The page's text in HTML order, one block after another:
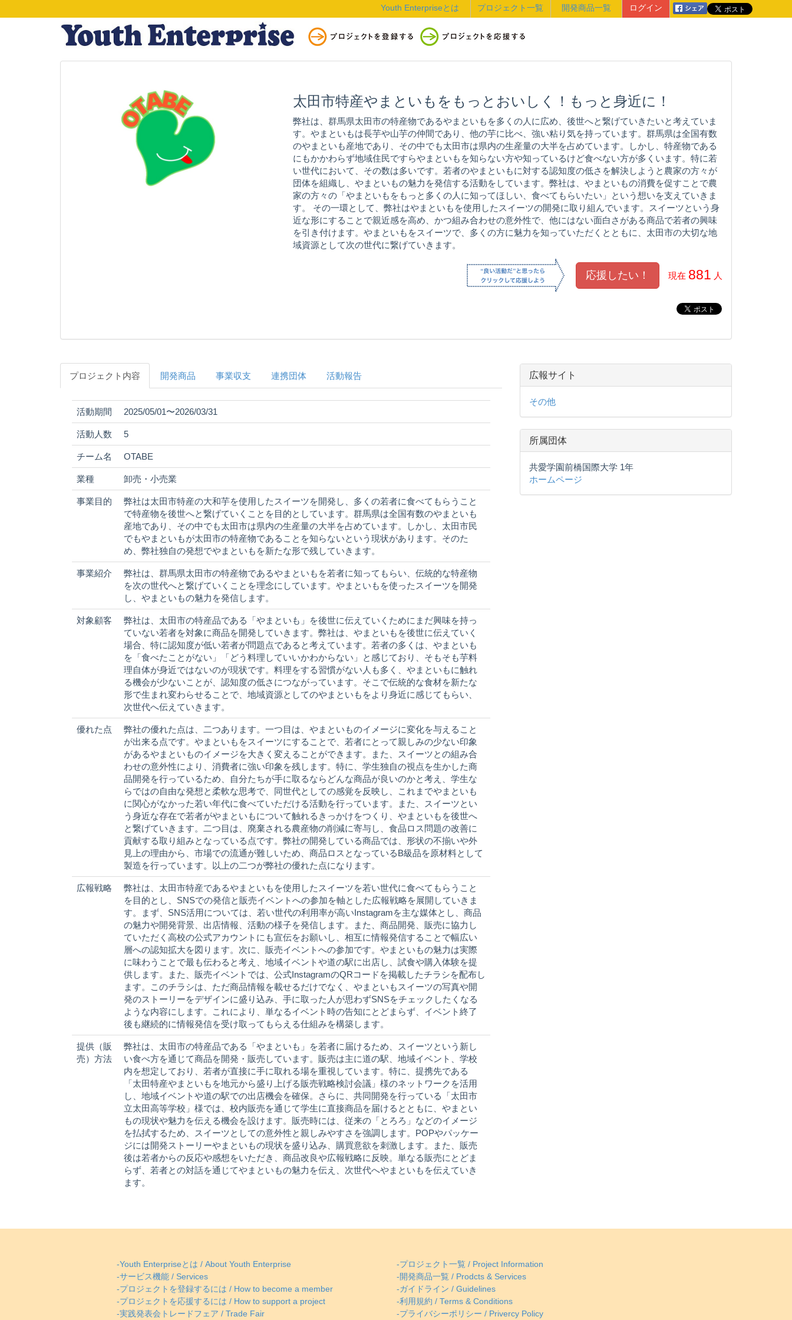
ログイン
開発商品一覧
プロジェクト一覧
Youth Enterpriseとは
太田市特産やまといもをもっとおいしく！もっと身近に！
弊社は、群馬県太田市の特産物であるやまといもを多くの人に広め、後世へと繋げていきたいと考えていま
す。やまといもは長芋や山芋の仲間であり、他の芋に比べ、強い粘り気を持っています。群馬県は全国有数
のやまといも産地であり、その中でも太田市は県内の生産量の大半を占めています。しかし、特産物である
にもかかわらず地域住民ですらやまといもを知らない方や知っているけど食べない方が多くいます。特に若
い世代において、その数は多いです。若者のやまといもに対する認知度の低さを解決しようと農家の方々が
団体を組織し、やまといもの魅力を発信する活動をしています。弊社は、やまといもの消費を促すことで農
家の方々の「やまといもをもっと多くの人に知ってほしい、食べてもらいたい」という想いを支えていきま
す。 その一環として、弊社はやまといもを使用したスイーツの開発に取り組んでいます。スイーツという身
近な形にすることで親近感を高め、かつ組み合わせの意外性で、他にはない面白さがある商品で若者の興味
を引き付けます。やまといもをスイーツで、多くの方に魅力を知っていただくとともに、太田市の大切な地
域資源として次の世代に繋げていきます。
現在 881 人
プロジェクト内容 開発商品 事業収支 連携団体 活動報告
活動期間 2025/05/01〜2026/03/31
活動人数 5
チーム名 OTABE
業種 卸売・小売業
事業目的
弊社は太田市特産の大和芋を使用したスイーツを開発し、多くの若者に食べてもらうこと
で特産物を後世へと繋げていくことを目的としています。群馬県は全国有数のやまといも
産地であり、その中でも太田市は県内の生産量の大半を占めています。しかし、太田市民
でもやまといもが太田市の特産物であることを知らないという現状があります。そのた
め、弊社独自の発想でやまといもを新たな形で残していきます。
事業紹介
弊社は、群馬県太田市の特産物であるやまといもを若者に知ってもらい、伝統的な特産物
を次の世代へと繋げていくことを理念にしています。やまといもを使ったスイーツを開発
し、やまといもの魅力を発信します。
対象顧客
弊社は、太田市の特産品である「やまといも」を後世に伝えていくためにまだ興味を持っ
ていない若者を対象に商品を開発していきます。弊社は、やまといもを後世に伝えていく
場合、特に認知度が低い若者が問題点であると考えています。若者の多くは、やまといも
を「食べたことがない」「どう料理していいかわからない」と感じており、そもそも芋料
理自体が身近ではないのが現状です。料理をする習慣がない人も多く、やまといもに触れ
る機会が少ないことが、認知度の低さにつながっています。そこで伝統的な食材を新たな
形で生まれ変わらせることで、地域資源としてのやまといもをより身近に感じてもらい、
次世代へ伝えていきます。
優れた点
弊社の優れた点は、二つあります。一つ目は、やまといものイメージに変化を与えること
が出来る点です。やまといもをスイーツにすることで、若者にとって親しみの少ない印象
があるやまといものイメージを大きく変えることができます。また、スイーツとの組み合
わせの意外性により、消費者に強い印象を残します。特に、学生独自の視点を生かした商
品開発を行っているため、自分たちが手に取るならどんな商品が良いのかと考え、学生な
らではの自由な発想と柔軟な思考で、同世代としての感覚を反映し、これまでやまといも
に関心がなかった若い年代に食べていただける活動を行っています。また、スイーツとい
う身近な存在で若者がやまといもについて触れるきっかけをつくり、やまといもを後世へ
と繋げていきます。二つ目は、廃棄される農産物の削減に寄与し、食品ロス問題の改善に
貢献する取り組みとなっている点です。弊社の開発している商品では、形状の不揃いや外
見上の理由から、市場での流通が難しいため、商品ロスとなっているB級品を原材料として
製造を行っています。以上の二つが弊社の優れた点になります。
広報戦略
弊社は、太田市特産であるやまといもを使用したスイーツを若い世代に食べてもらうこと
を目的とし、SNSでの発信と販売イベントへの参加を軸とした広報戦略を展開していきま
す。まず、SNS活用については、若い世代の利用率が高いInstagramを主な媒体とし、商品
の魅力や開発背景、出店情報、活動の様子を発信します。また、商品開発、販売に協力し
ていただく高校の公式アカウントにも宣伝をお願いし、相互に情報発信することで幅広い
層への認知拡大を図ります。次に、販売イベントへの参加です。やまといもの魅力は実際
に味わうことで最も伝わると考え、地域イベントや道の駅に出店し、試食や購入体験を提
供します。また、販売イベントでは、公式InstagramのQRコードを掲載したチラシを配布し
ます。このチラシは、ただ商品情報を載せるだけでなく、やまといもスイーツの写真や開
発のストーリーをデザインに盛り込み、手に取った人が思わずSNSをチェックしたくなる
ような内容にします。これにより、単なるイベント時の告知にとどまらず、イベント終了
後も継続的に情報発信を受け取ってもらえる仕組みを構築します。
提供（販
売）方法
弊社は、太田市の特産品である「やまといも」を若者に届けるため、スイーツという新し
い食べ方を通じて商品を開発・販売しています。販売は主に道の駅、地域イベント、学校
内を想定しており、若者が直接に手に取れる場を重視しています。特に、提携先である
「太田特産やまといもを地元から盛り上げる販売戦略検討会議」様のネットワークを活用
し、地域イベントや道の駅での出店機会を確保。さらに、共同開発を行っている「太田市
立太田高等学校」様では、校内販売を通じて学生に直接商品を届けるとともに、やまとい
もの現状や魅力を伝える機会を設けます。販売時には、従来の「とろろ」などのイメージ
を払拭するため、スイーツとしての意外性と親しみやすさを強調します。POPやパッケー
ジには開発ストーリーやまといもの現状を盛り込み、購買意欲を刺激します。また、販売
後は若者からの反応や感想をいただき、商品改良や広報戦略に反映。単なる販売にとどま
らず、若者との対話を通じてやまといもの魅力を伝え、次世代へやまといもを伝えていき
ます。
広報サイト
その他
所属団体
共愛学園前橋国際大学 1年
ホームページ
-Youth Enterpriseとは / About Youth Enterprise
-プロジェクト一覧 / Project Information
-サービス機能 / Services
-開発商品一覧 / Prodcts & Services
-プロジェクトを登録するには / How to become a member
-ガイドライン / Guidelines
-プロジェクトを応援するには / How to support a project
-利用規約 / Terms & Conditions
-実践発表会トレードフェア / Trade Fair
-プライバシーポリシー / Privercy Policy